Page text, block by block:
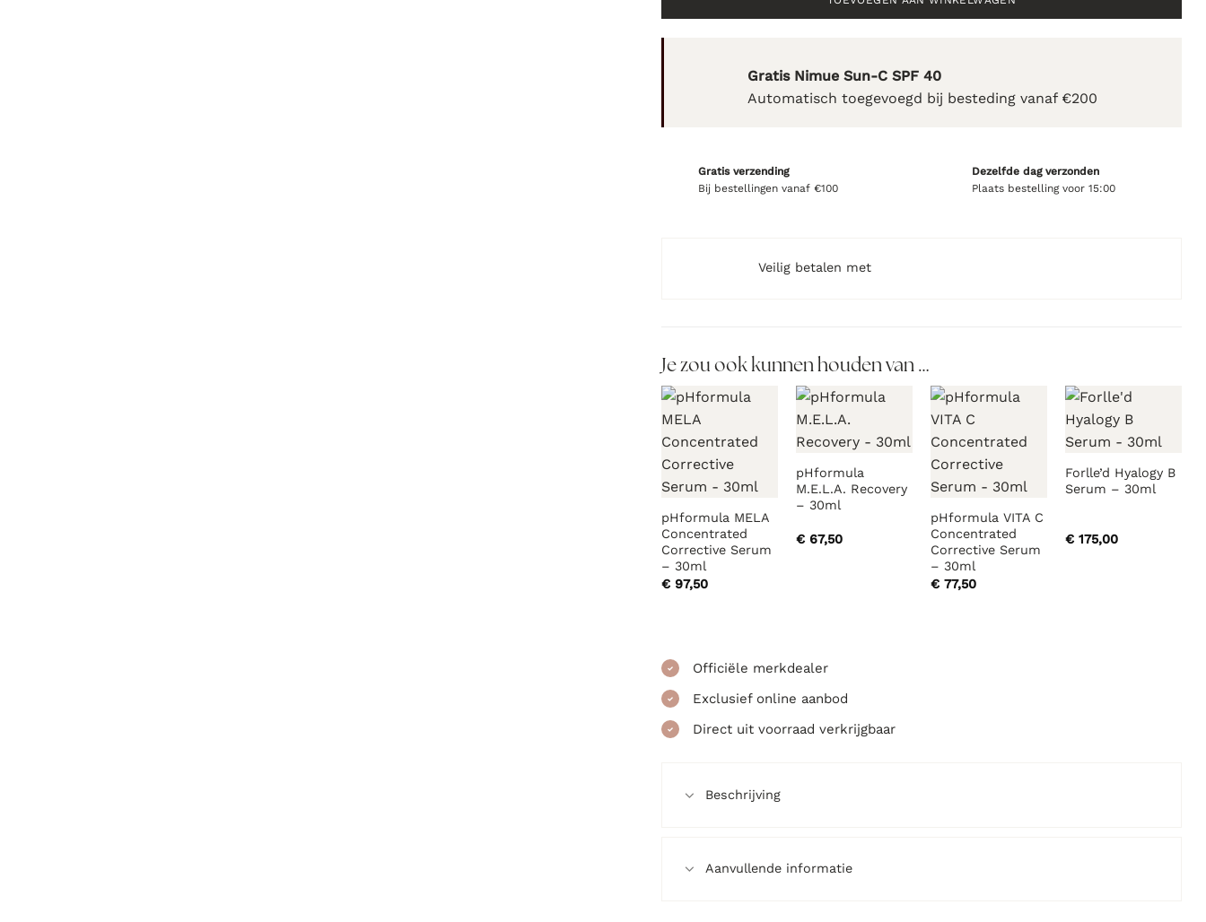
Gratis Nimue Sun-C SPF 40
Automatisch toegevoegd bij besteding vanaf €200
Gratis verzending
Bij bestellingen vanaf €100
Dezelfde dag verzonden
Plaats bestelling voor 15:00
Veilig betalen met
Je zou ook kunnen houden van …
pHformula MELA
Concentrated
Corrective Serum
– 30ml
€97,50
pHformula
M.E.L.A. Recovery
– 30ml
€67,50
pHformula VITA C
Concentrated
Corrective Serum
– 30ml
€77,50
Forlle’d Hyalogy B
Serum – 30ml
€175,00
Officiële merkdealer
Exclusief online aanbod
Direct uit voorraad verkrijgbaar
Beschrijving
Aanvullende informatie